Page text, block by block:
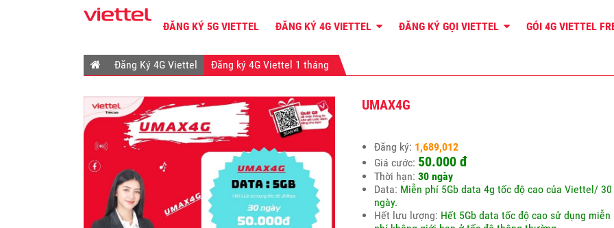
ĐĂNG KÝ 5G VIETTEL ĐĂNG KÝ 4G VIETTEL ĐĂNG KÝ GỌI VIETTEL GÓI 4G VIETTEL
Đăng Ký 4G Viettel Đăng ký 4G Viettel 1 tháng
UMAX4G
Đăng ký: 1,689,012
Giá cước: 50.000 đ
Thời hạn: 30 ngày
Data: Miễn phí 5Gb data 4g tốc độ cao của Viettel/ 30
ngày.
Hết lưu lượng: Hết 5Gb data tốc độ cao sử dụng miễn